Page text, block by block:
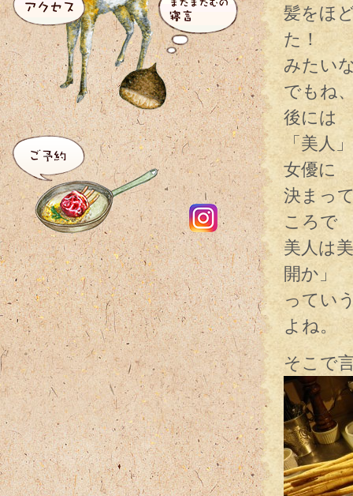
髪をほ
た！
みたい
でもね
後には
「美人
女優に
決まっ
ころで
美人は
開か」
ってい
よね。
そこで